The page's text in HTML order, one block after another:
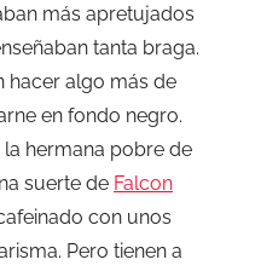
más apretujados
tanta braga.
hacer algo más de
en fondo negro.
la hermana pobre de
suerte de Falcon
con unos
Pero tienen a